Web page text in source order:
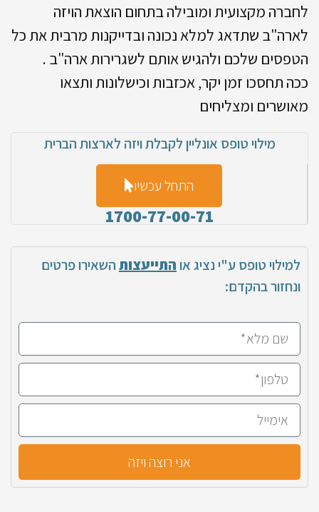
לחברה מקצועית ומובילה בתחום הוצאת הויזה
לארה"ב שתדאג למלא נכונה ובדייקנות מרבית את כל
הטפסים שלכם ולהגיש אותם לשגרירות ארה"ב .
ככה תחסכו זמן יקר, אכזבות וכישלונות ותצאו
מאושרים ומצליחים
מילוי טופס אונליין לקבלת ויזה לארצות הברית
התחל עכשיו
1700-77-00-71
למילוי טופס ע"י נציג אוהתייעצותהשאירו פרטים
ונחזור בהקדם:
אני רוצה ויזה